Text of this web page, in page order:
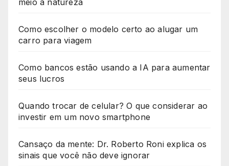
Como escolher o modelo certo ao alugar um
carro para viagem
Como bancos estão usando a IA para aumentar
seus lucros
Quando trocar de celular? O que considerar ao
investir em um novo smartphone
Cansaço da mente: Dr. Roberto Roni explica os
sinais que você não deve ignorar